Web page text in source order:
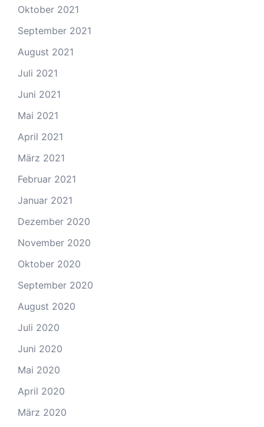
Oktober 2021
September 2021
August 2021
Juli 2021
Juni 2021
Mai 2021
April 2021
März 2021
Februar 2021
Januar 2021
Dezember 2020
November 2020
Oktober 2020
September 2020
August 2020
Juli 2020
Juni 2020
Mai 2020
April 2020
März 2020